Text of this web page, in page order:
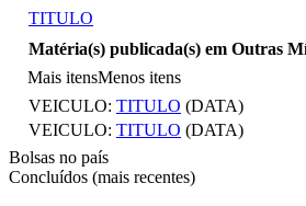
TITULO
Matéria(s) publicada(s) em Outras
Mais itensMenos itens
VEICULO: TITULO (DATA)
VEICULO: TITULO (DATA)
Bolsas no país
Concluídos (mais recentes)